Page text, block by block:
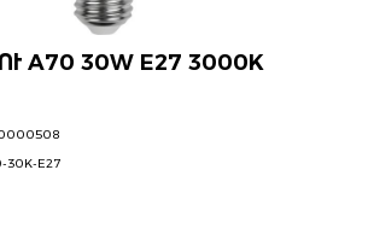
A70 30W E27 3000K
30K-E27